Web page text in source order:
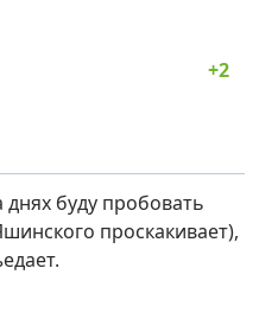
буду пробовать
проскакивает),